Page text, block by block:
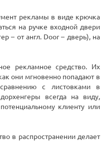
рекламы в виде крючка
на ручке входной двери
– от англ. Door – дверь), на
рекламное средство. Их
они мгновенно попадают в
с листовками в
всегда на виду,
клиенту или
в распространении делает